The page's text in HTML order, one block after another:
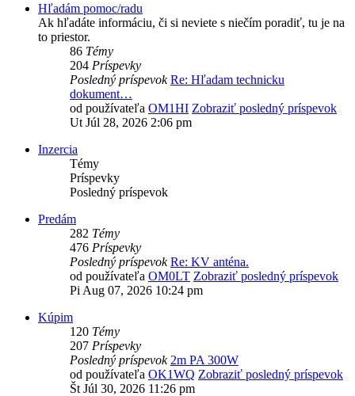
Hľadám pomoc/radu
Ak hľadáte informáciu, či si neviete s niečím poradiť, tu je na
to priestor.
86 Témy
204 Príspevky
Posledný príspevok Re: Hľadam technicku
dokument…
od používateľa OM1HI Zobraziť posledný príspevok
Ut Júl 28, 2026 2:06 pm
Inzercia
Témy
Príspevky
Posledný príspevok
Predám
282 Témy
476 Príspevky
Posledný príspevok Re: KV anténa.
od používateľa OM0LT Zobraziť posledný príspevok
Pi Aug 07, 2026 10:24 pm
Kúpim
120 Témy
207 Príspevky
Posledný príspevok 2m PA 300W
od používateľa OK1WQ Zobraziť posledný príspevok
Št Júl 30, 2026 11:26 pm